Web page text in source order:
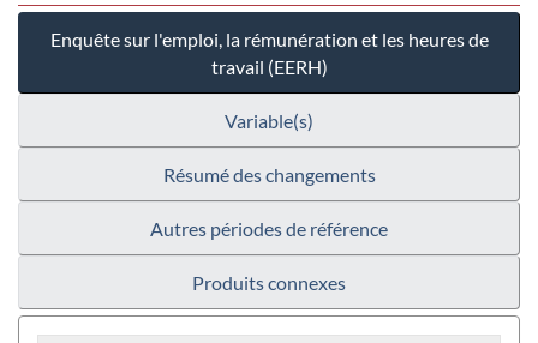
Enquête sur l'emploi, la rémunération et les heures de
travail (EERH)
Variable(s)
Résumé des changements
Autres périodes de référence
Produits connexes